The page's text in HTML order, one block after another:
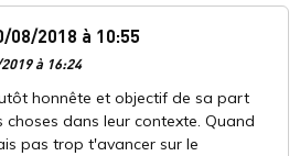
08/2018 à 10:55
à 16:24
honnête et objectif de sa part
choses dans leur contexte. Quand
pas trop t'avancer sur le